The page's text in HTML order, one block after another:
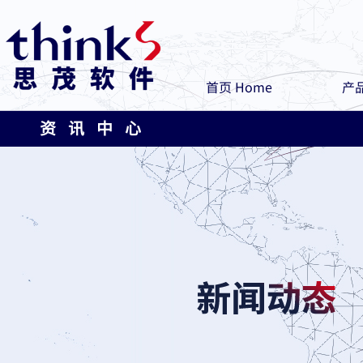
首页 Home 产
资 讯 中 心